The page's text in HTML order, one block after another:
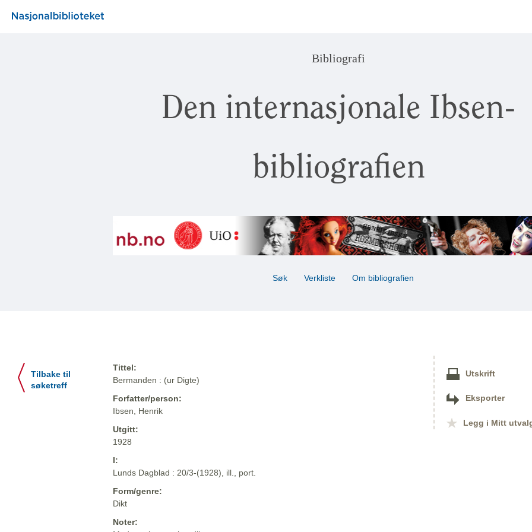
Bibliografi
Den internasjonale Ibsen-
bibliografien
Søk Verkliste Om bibliografien
Tilbake til
søketreff
Tittel:
Bermanden : (ur Digte)
Forfatter/person:
Ibsen, Henrik
Utgitt:
1928
I:
Lunds Dagblad : 20/3-(1928), ill., port.
Form/genre:
Dikt
Noter:
Utskrift
Eksporter
Legg i Mitt